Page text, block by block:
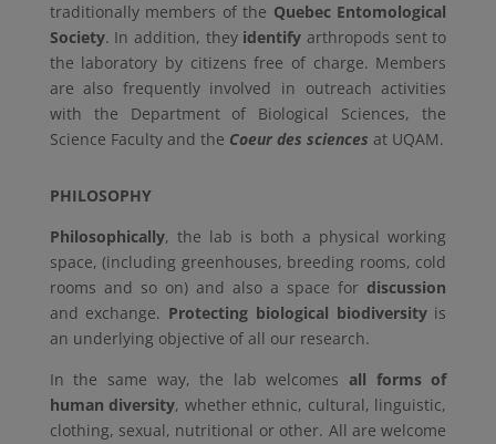
traditionally members of the Quebec Entomological
Society. In addition, they identify arthropods sent to
the laboratory by citizens free of charge. Members
are also frequently involved in outreach activities
with the Department of Biological Sciences, the
Science Faculty and the Coeur des sciences at UQAM.
PHILOSOPHY
Philosophically, the lab is both a physical working
space, (including greenhouses, breeding rooms, cold
rooms and so on) and also a space fordiscussion
and exchange. Protecting biological biodiversityis
an underlying objective of all our research.
In the same way, the lab welcomes all forms of
human diversity, whether ethnic, cultural, linguistic,
clothing, sexual, nutritional or other. All are welcome